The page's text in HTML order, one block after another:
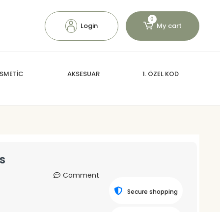
Login
0
My cart
AKSESUAR 1. ÖZEL KOD
Comment
Secure shopping